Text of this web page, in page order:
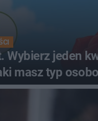
Wybierz jeden
masz typ